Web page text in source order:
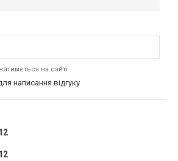
на сайті
написання відгуку